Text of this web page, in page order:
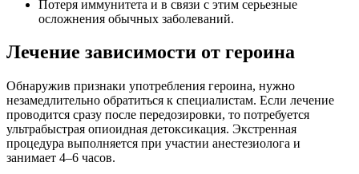
Потеря иммунитета и в связи с этим серьезные
осложнения обычных заболеваний.
Лечение зависимости от героина
Обнаружив признаки употребления героина, нужно
незамедлительно обратиться к специалистам. Если лечение
проводится сразу после передозировки, то потребуется
ультрабыстрая опиоидная детоксикация. Экстренная
процедура выполняется при участии анестезиолога и
занимает 4–6 часов.